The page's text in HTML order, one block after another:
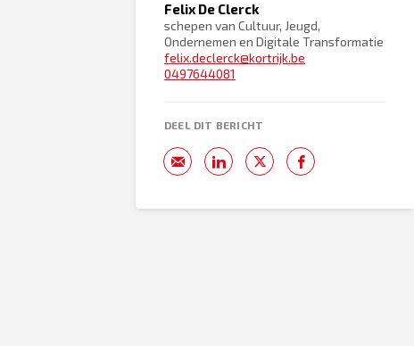
Felix De Clerck
schepen van Cultuur, Jeugd,
Ondernemen en Digitale Transformatie
felix.declerck@kortrijk.be
0497644081
DEEL DIT BERICHT